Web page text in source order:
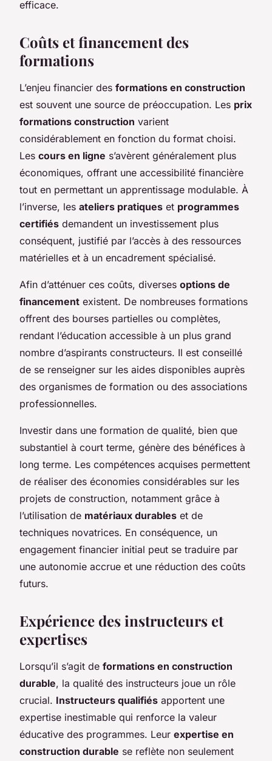
efficace.
Coûts et financement des
formations
L’enjeu financier des formations en construction
est souvent une source de préoccupation. Les prix
formations construction varient
considérablement en fonction du format choisi.
Les cours en ligne s’avèrent généralement plus
économiques, offrant une accessibilité financière
tout en permettant un apprentissage modulable. À
l’inverse, les ateliers pratiques et programmes
certifiés demandent un investissement plus
conséquent, justifié par l’accès à des ressources
matérielles et à un encadrement spécialisé.
Afin d’atténuer ces coûts, diverses options de
financement existent. De nombreuses formations
offrent des bourses partielles ou complètes,
rendant l’éducation accessible à un plus grand
nombre d’aspirants constructeurs. Il est conseillé
de se renseigner sur les aides disponibles auprès
des organismes de formation ou des associations
professionnelles.
Investir dans une formation de qualité, bien que
substantiel à court terme, génère des bénéfices à
long terme. Les compétences acquises permettent
de réaliser des économies considérables sur les
projets de construction, notamment grâce à
l’utilisation de matériaux durables et de
techniques novatrices. En conséquence, un
engagement financier initial peut se traduire par
une autonomie accrue et une réduction des coûts
futurs.
Expérience des instructeurs et
expertises
Lorsqu’il s’agit de formations en construction
durable, la qualité des instructeurs joue un rôle
crucial. Instructeurs qualifiés apportent une
expertise inestimable qui renforce la valeur
éducative des programmes. Leur expertise en
construction durable se reflète non seulement